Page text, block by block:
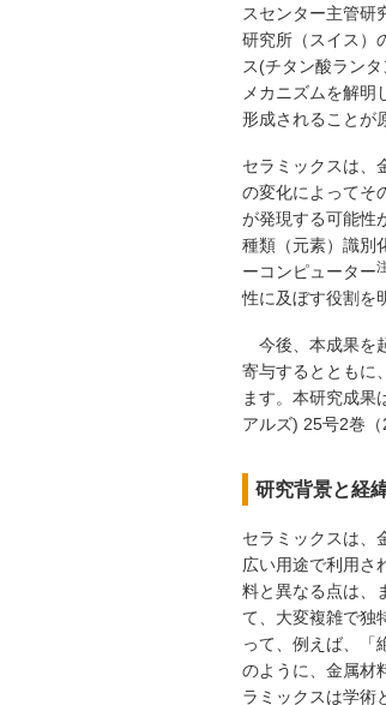
スセンター主管
研究所（スイス）
ス(チタン酸ランタ
メカニズムを解
形成されることが
セラミックスは、
の変化によってそ
が発現する可能性
種類（元素）識別
ーコンピューター
性に及ぼす役割を
今後、本成果を
寄与するとともに
ます。本研究成果
アルズ) 25号2巻（
研究背景と経
セラミックスは、
広い用途で利用さ
料と異なる点は、
て、大変複雑で独
って、例えば、「
のように、金属材
ラミックスは学術